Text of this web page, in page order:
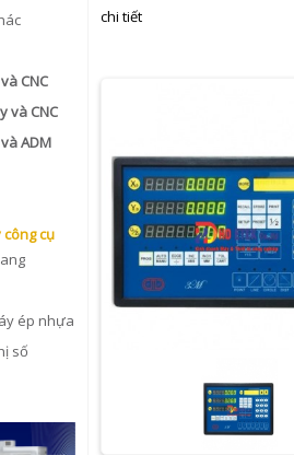
CNC
và CNC
ADM
cụ
ép nhựa
số
chi tiết